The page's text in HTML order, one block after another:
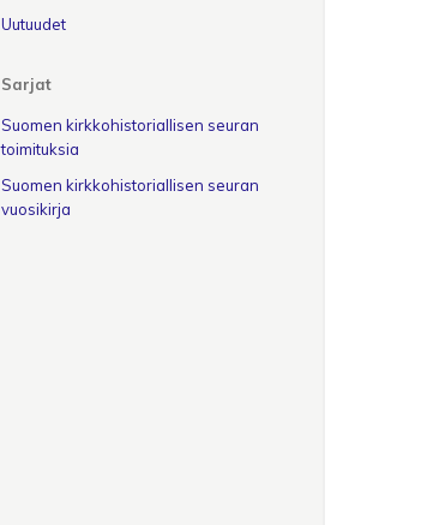
Uutuudet
Sarjat
Suomen kirkkohistoriallisen seuran
toimituksia
Suomen kirkkohistoriallisen seuran
vuosikirja